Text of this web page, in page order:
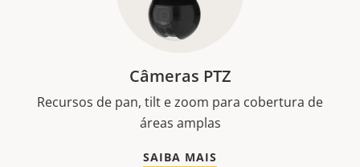
Câmeras PTZ
Recursos de pan, tilt e zoom para cobertura de
áreas amplas
SAIBA MAIS